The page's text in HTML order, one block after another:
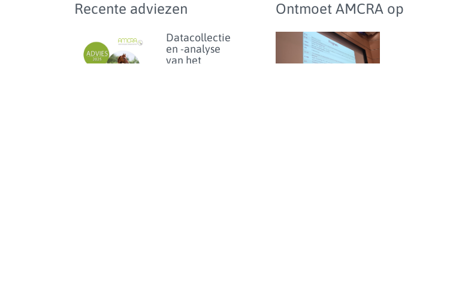
Recente adviezen
Datacollectie
en -analyse
van het
Ontmoet AMCRA op